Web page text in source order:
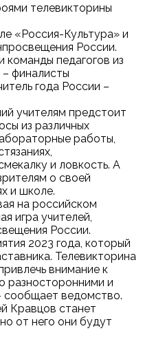
телевикторины
«Россия-Культура» и
России.
команды педагогов из
– финалисты
года России –
учителям предстоит
из различных
работы,
и ловкость. А
о своей
и школе.
на российском
игра учителей,
России.
2023 года, который
Телевикторина
внимание к
разносторонними и
сообщает ведомство.
Кравцов станет
от него они будут